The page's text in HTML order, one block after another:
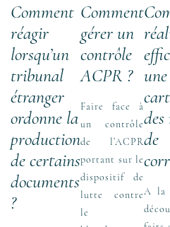
Comment
réagir
lorsqu’un
tribunal
étranger
ordonne la
production
de certains
documents
?
Comment
gérer un
contrôle
ACPR ?
Faire face à
un contrôle
de l’ACPR
portant sur le
dispositif de
lutte contre
le
une
des
de
A la